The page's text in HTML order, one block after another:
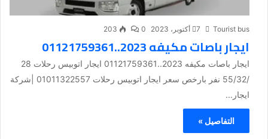
Tourist bus 7 أكتوبر، 2023 0
203
ايجار باصات مكيفه 2023..01121759361
ايجار باصات مكيفه 2023..01121759361 ايجار اتوبيس رحلات 28
/55/32 نفر بارخص سعر ايجار اتوبيس رحلات 01011322557 |شركة
ايجار...
التفاصيل »